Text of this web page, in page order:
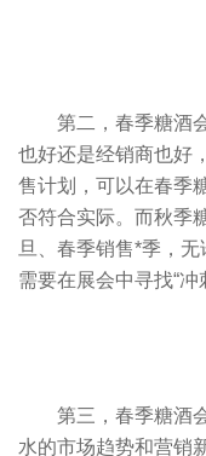
第二，春季糖酒
也好还是经销商也好
售计划，可以在春季
否符合实际。而秋季
旦、春季销售*季，
需要在展会中寻找“冲
第三，春季糖酒
水的市场趋势和营销